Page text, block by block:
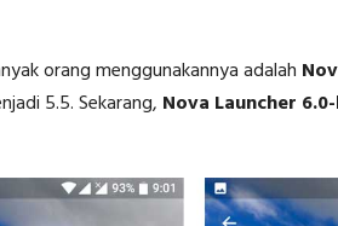
orang menggunakannya adalah
5.5. Sekarang, Nova Launcher